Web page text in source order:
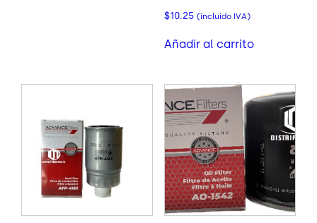
$10.25 (incluido IVA)
Añadir al carrito